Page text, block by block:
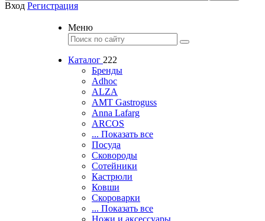
Вход Регистрация
Меню
Каталог 222
Бренды
Adhoc
ALZA
AMT Gastroguss
Anna Lafarg
ARCOS
... Показать все
Посуда
Сковороды
Сотейники
Кастрюли
Ковши
Скороварки
... Показать все
Ножи и аксессуары